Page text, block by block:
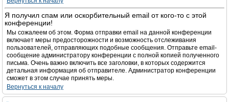
Я получил спам или оскорбительный email от кого-то с этой
конференции!
Мы сожалеем об этом. Форма отправки email на данной конференции
включает меры предосторожности и возможность отслеживания
пользователей, отправляющих подобные сообщения. Отправьте email-
сообщение администратору конференции с полной копией полученного
письма. Очень важно включить все заголовки, в которых содержится
детальная информация об отправителе. Администратор конференции
сможет в этом случае принять меры.
Вернуться к началу